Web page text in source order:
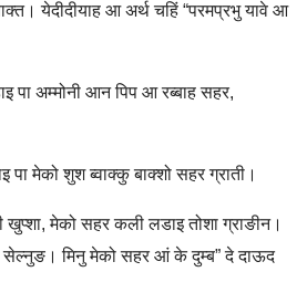
येदीदीयाह आ अर्थ चहिं “परमप्रभु यावे आ
पा अम्‍मोनी आन पिप आ रब्‍बाह सहर,
पा मेको शुश ब्‍वाक्‍कु बाक्‍शो सहर ग्राती।
मेको सहर कली लडाइ तोशा ग्राङीन।
सेल्‍नुङ। मिनु मेको सहर आं के दुम्‍ब” दे दाऊद